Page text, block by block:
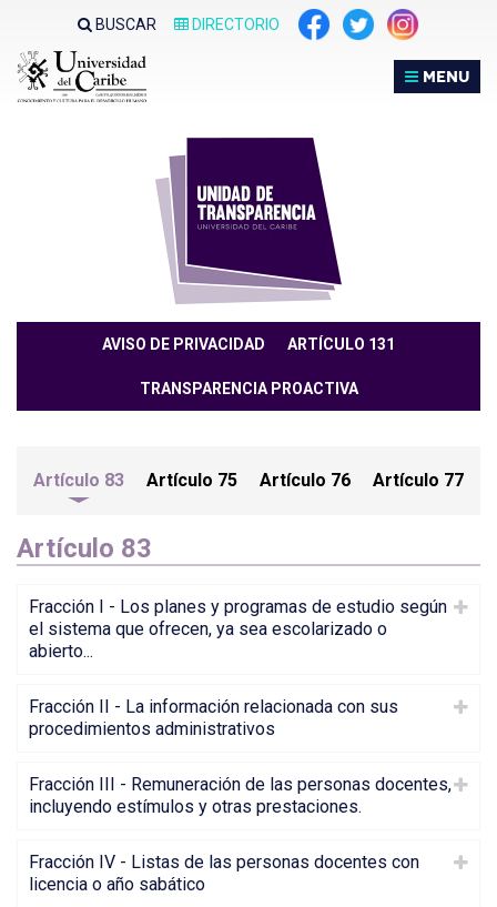
sitio
web
BUSCAR DIRECTORIO
MENU
AVISO DE PRIVACIDAD ARTÍCULO 131
TRANSPARENCIA PROACTIVA
Artículo 83 Artículo 75 Artículo 76 Artículo 77
Artículo 83
Fracción I - Los planes y programas de estudio según
el sistema que ofrecen, ya sea escolarizado o
abierto...
Fracción II - La información relacionada con sus
procedimientos administrativos
Fracción III - Remuneración de las personas docentes,
incluyendo estímulos y otras prestaciones.
Fracción IV - Listas de las personas docentes con
licencia o año sabático